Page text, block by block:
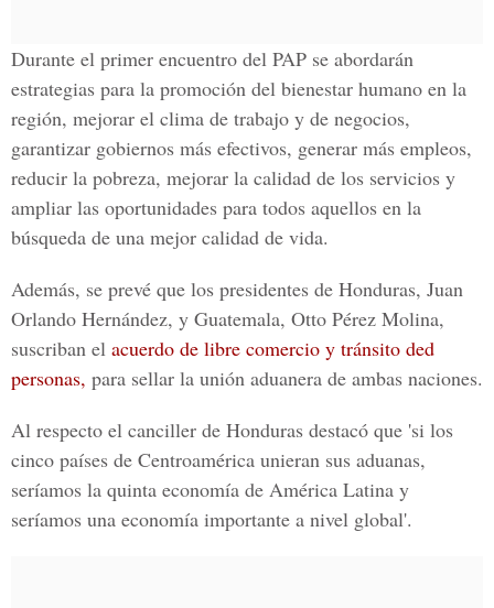
Durante el primer encuentro del PAP se abordarán
estrategias para la promoción del bienestar humano en la
región, mejorar el clima de trabajo y de negocios,
garantizar gobiernos más efectivos, generar más empleos,
reducir la pobreza, mejorar la calidad de los servicios y
ampliar las oportunidades para todos aquellos en la
búsqueda de una mejor calidad de vida.
Además, se prevé que los presidentes de Honduras, Juan
Orlando Hernández, y Guatemala, Otto Pérez Molina,
suscriban el acuerdo de libre comercio y tránsito ded
personas, para sellar la unión aduanera de ambas naciones.
Al respecto el canciller de Honduras destacó que 'si los
cinco países de Centroamérica unieran sus aduanas,
seríamos la quinta economía de América Latina y
seríamos una economía importante a nivel global'.